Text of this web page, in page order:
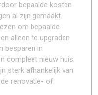
bepaalde kosten
al zijn gemaakt.
om bepaalde
alleen te upgraden
besparen in
compleet nieuw huis.
sterk afhankelijk van
renovatie- of